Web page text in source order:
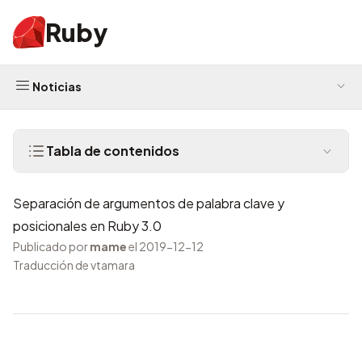
Ruby
Noticias
Tabla de contenidos
Separación de argumentos de palabra clave y
posicionales en Ruby 3.0
Publicado pormameel 2019-12-12
Traducción de vtamara